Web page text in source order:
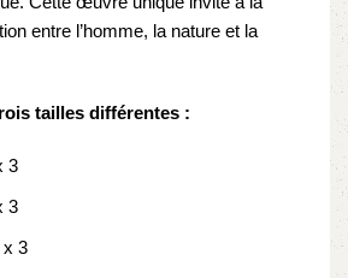
entre l’homme, la nature et la
tailles différentes :
3
3
x 3